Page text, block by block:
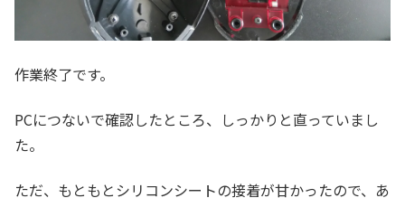
作業終了です。
PCにつないで確認したところ、しっかりと直っていまし
た。
ただ、もともとシリコンシートの接着が甘かったので、あ